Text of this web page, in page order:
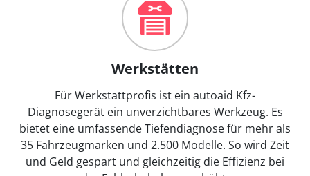
Werkstätten
Für Werkstattprofis ist ein autoaid Kfz-
Diagnosegerät ein unverzichtbares Werkzeug. Es
bietet eine umfassende Tiefendiagnose für mehr als
35 Fahrzeugmarken und 2.500 Modelle. So wird Zeit
und Geld gespart und gleichzeitig die Effizienz bei